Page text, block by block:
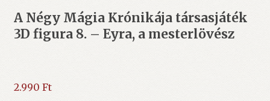
A Négy Mágia Krónikája társasjáték
3D figura 8. – Eyra, a mesterlövész
2.990 Ft